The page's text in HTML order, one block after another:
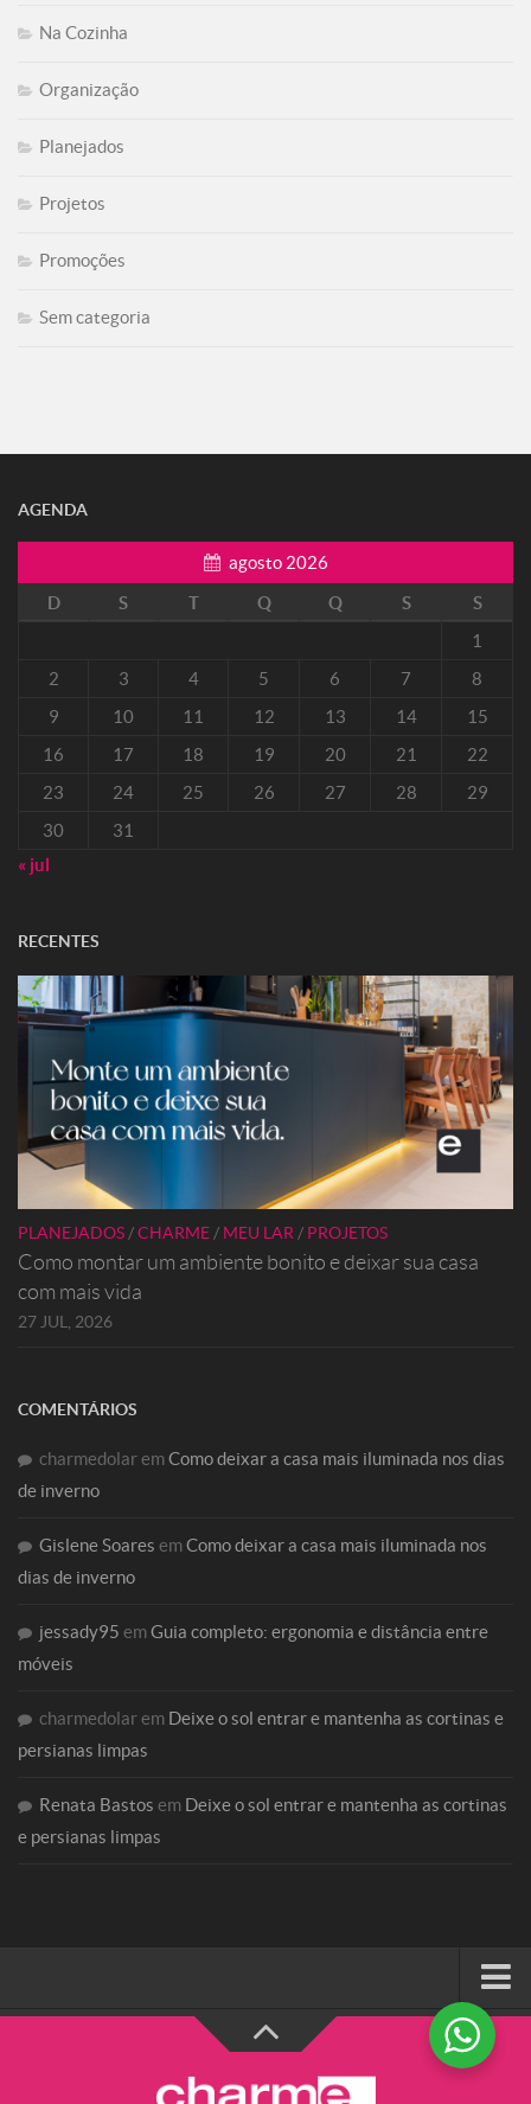
Na Cozinha
Organização
Planejados
Projetos
Promoções
Sem categoria
AGENDA
agosto 2026
D
S T Q Q S
S
1
2
3 4 5 6 7
8
9
10 11 12 13 14
15
16
17 18 19 20 21
22
23
24 25 26 27 28
29
30
31
« jul
RECENTES
PLANEJADOS /CHARME / MEU LAR / PROJETOS
Como montar um ambiente bonito e deixar sua casa
com mais vida
27 JUL, 2026
COMENTÁRIOS
charmedolaremComo deixar a casa mais iluminada nos dias
de inverno
Gislene Soares emComo deixar a casa mais iluminada nos
dias de inverno
jessady95 emGuia completo: ergonomia e distância entre
móveis
charmedolarem Deixe o sol entrar e mantenha as cortinas e
persianas limpas
Renata Bastos em Deixe o sol entrar e mantenha as cortinas
e persianas limpas